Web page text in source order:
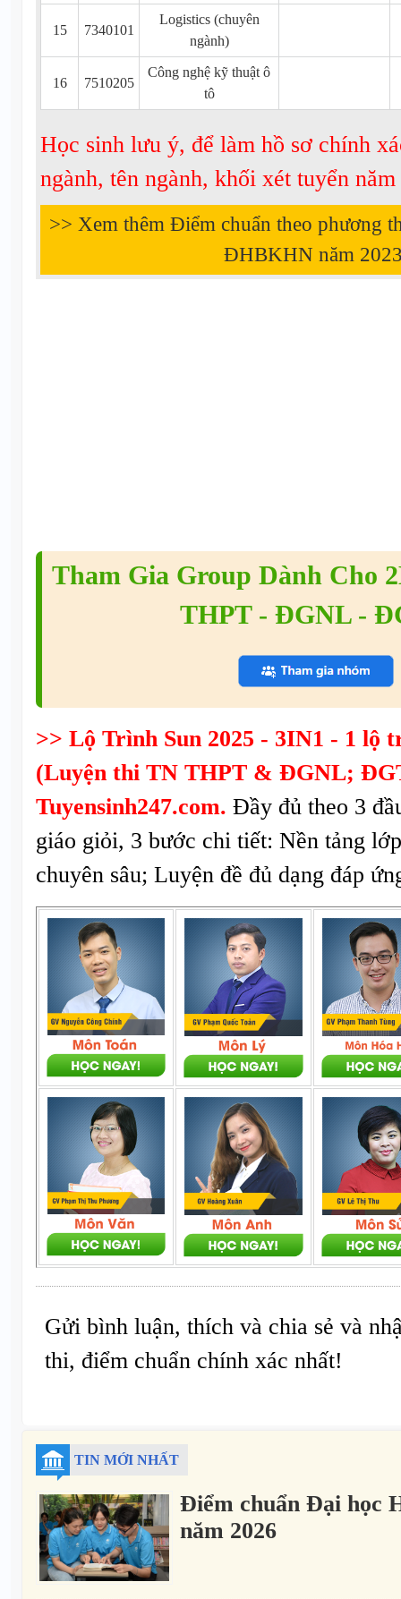
15 7340101
Logistics (chuyên
ngành)
16 7510205
Công nghệ kỹ thuật ô
tô
Học sinh lưu ý, để làm hồ sơ chính
ngành, tên ngành, khối xét tuyển
>> Xem thêm Điểm chuẩn theo phương
ĐHBKHN năm
Tham Gia Group Dành Cho
THPT - ĐGNL -
>> Lộ Trình Sun 2025 - 3IN1 - 1 lộ
(Luyện thi TN THPT & ĐGNL;
Tuyensinh247.com. Đầy đủ theo 3
giáo giỏi, 3 bước chi tiết: Nền tảng
chuyên sâu; Luyện đề đủ dạng đáp
Gửi bình luận, thích và chia sẻ và
thi, điểm chuẩn chính xác nhất!
TIN MỚI NHẤT
Điểm chuẩn Đại học
năm 2026